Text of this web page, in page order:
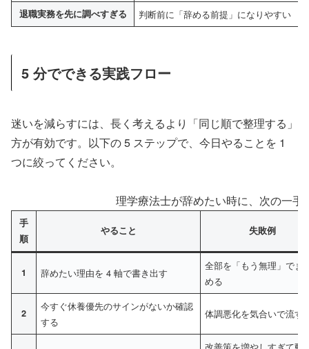
退職実務を先に調べすぎる 判断前に「辞める前提」になりやすい
5 分でできる実践フロー
迷いを減らすには、長く考えるより「同じ順で整理する」
方が有効です。以下の 5 ステップで、今日やることを 1
つに絞ってください。
理学療法士が辞めたい時に、次の一手
手
順
やること 失敗例
1 辞めたい理由を 4 軸で書き出す
全部を「もう無理」でま
める
2
今すぐ休養優先のサインがないか確認
する
体調悪化を気合いで流す